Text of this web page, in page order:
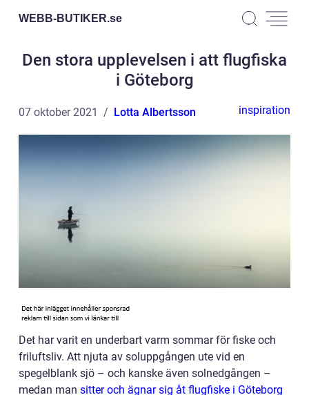
WEBB-BUTIKER.se
Den stora upplevelsen i att flugfiska
i Göteborg
07 oktober 2021 Lotta Albertsson inspiration
Det har varit en underbart varm sommar för fiske och
friluftsliv. Att njuta av soluppgången ute vid en
spegelblank sjö – och kanske även solnedgången –
medan man sitter och ägnar sig åt flugfiske i Göteborg